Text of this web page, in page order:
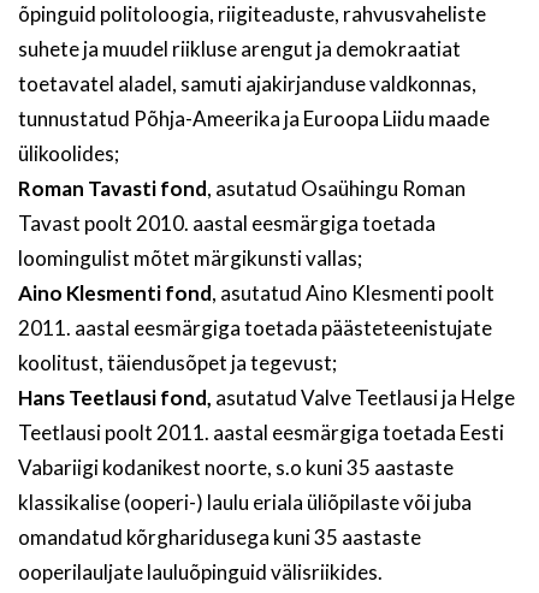
õpinguid politoloogia, riigiteaduste, rahvusvaheliste
suhete ja muudel riikluse arengut ja demokraatiat
toetavatel aladel, samuti ajakirjanduse valdkonnas,
tunnustatud Põhja-Ameerika ja Euroopa Liidu maade
ülikoolides;
Roman Tavasti fond, asutatud Osaühingu Roman
Tavast poolt 2010. aastal eesmärgiga toetada
loomingulist mõtet märgikunsti vallas;
Aino Klesmenti fond, asutatud Aino Klesmenti poolt
2011. aastal eesmärgiga toetada päästeteenistujate
koolitust, täiendusõpet ja tegevust;
Hans Teetlausi fond, asutatud Valve Teetlausi ja Helge
Teetlausi poolt 2011. aastal eesmärgiga toetada Eesti
Vabariigi kodanikest noorte, s.o kuni 35 aastaste
klassikalise (ooperi-) laulu eriala üliõpilaste või juba
omandatud kõrgharidusega kuni 35 aastaste
ooperilauljate lauluõpinguid välisriikides.